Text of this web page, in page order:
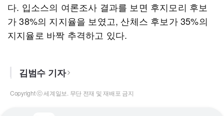
다. 입소스의 여론조사 결과를 보면 후지모리 후보
가 38%의 지지율을 보였고, 산체스 후보가 35%의
지지율로 바짝 추격하고 있다.
김범수 기자
Copyright ⓒ 세계일보. 무단 전재 및 재배포 금지